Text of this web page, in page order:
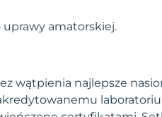
uprawy amatorskiej.
wątpienia najlepsze